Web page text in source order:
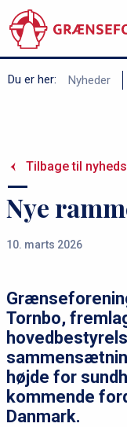
til
hovedindhold
Du er her:
k
r
u
m
e
Nyheder
Tilbage til
Nye
10. marts 2026
Tornbo,
højde for
kommende
Danmark.